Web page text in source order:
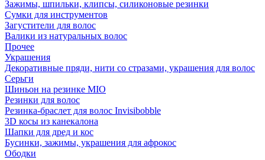
Зажимы, шпильки, клипсы, силиконовые резинки
Сумки для инструментов
Загустители для волос
Валики из натуральных волос
Прочее
Украшения
Декоративные пряди, нити со стразами, украшения для волос
Серьги
Шиньон на резинке MIO
Резинки для волос
Резинка-браслет для волос Invisibobble
3D косы из канекалона
Шапки для дред и кос
Бусинки, зажимы, украшения для афрокос
Ободки